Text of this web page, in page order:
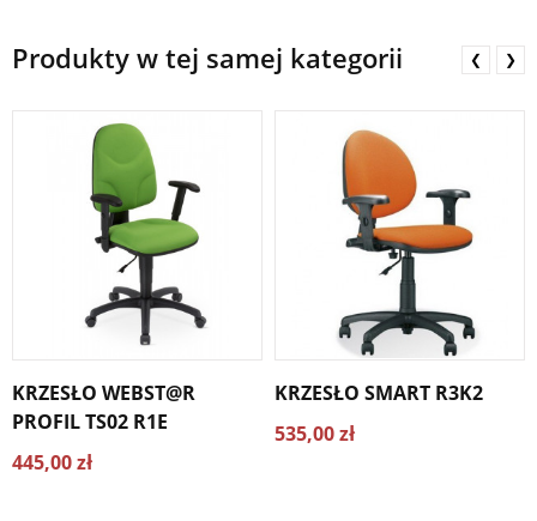
Produkty w tej samej kategorii
KRZESŁO WEBST@R
PROFIL TS02 R1E
445,00 zł
KRZESŁO SMART R3K2
535,00 zł
❮ ❯